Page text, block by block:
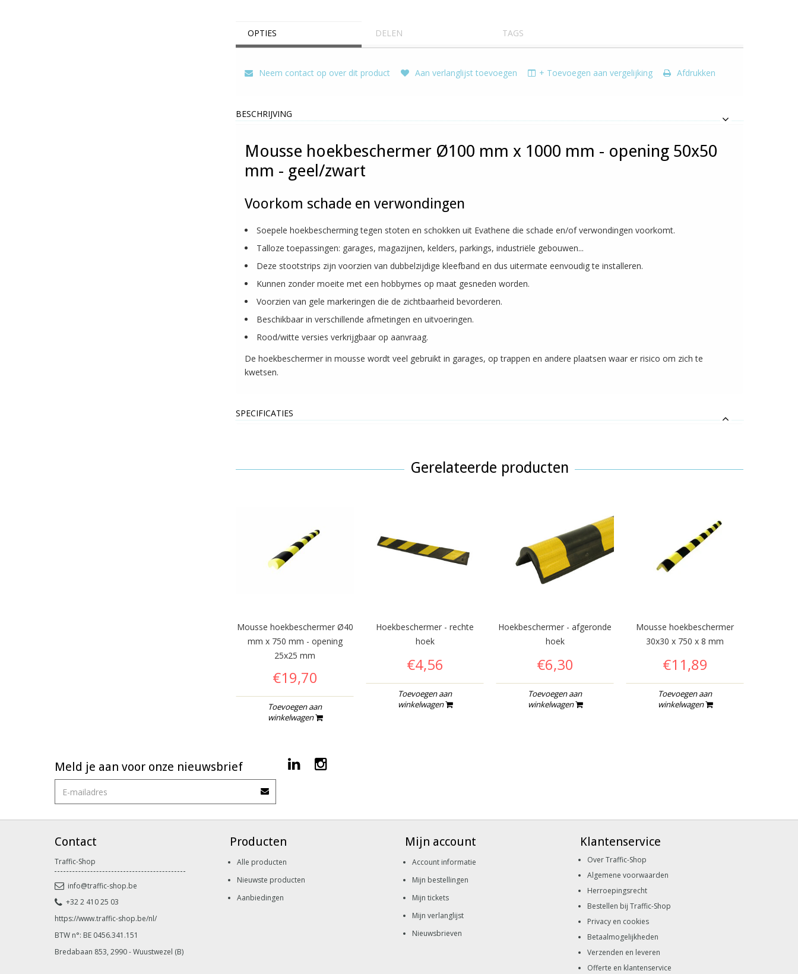
OPTIES DELEN TAGS
Neem contact op over dit product Aan verlanglijst toevoegen + Toevoegen aan vergelijking Afdrukken
BESCHRIJVING
Mousse hoekbeschermer Ø100 mm x 1000 mm - opening 50x50
mm - geel/zwart
Voorkom schade en verwondingen
Soepele hoekbescherming tegen stoten en schokken uit Evathene die schade en/of verwondingen voorkomt.
Talloze toepassingen: garages, magazijnen, kelders, parkings, industriële gebouwen...
Deze stootstrips zijn voorzien van dubbelzijdige kleefband en dus uitermate eenvoudig te installeren.
Kunnen zonder moeite met een hobbymes op maat gesneden worden.
Voorzien van gele markeringen die de zichtbaarheid bevorderen.
Beschikbaar in verschillende afmetingen en uitvoeringen.
Rood/witte versies verkrijgbaar op aanvraag.
De hoekbeschermer in mousse wordt veel gebruikt in garages, op trappen en andere plaatsen waar er risico om zich te
kwetsen.
SPECIFICATIES
Gerelateerde producten
Mousse hoekbeschermer Ø40
mm x 750 mm - opening
25x25 mm
€19,70
Toevoegen aan
winkelwagen
Hoekbeschermer - rechte
hoek
€4,56
Toevoegen aan
winkelwagen
Hoekbeschermer - afgeronde
hoek
€6,30
Toevoegen aan
winkelwagen
Mousse hoekbeschermer
30x30 x 750 x 8 mm
€11,89
Toevoegen aan
winkelwagen
Meld je aan voor onze nieuwsbrief
Contact
Traffic-Shop
info@traffic-shop.be
+32 2 410 25 03
https://www.traffic-shop.be/nl/
BTW n°: BE 0456.341.151
Bredabaan 853, 2990 - Wuustwezel (B)
Producten
Alle producten
Nieuwste producten
Aanbiedingen
Mijn account
Account informatie
Mijn bestellingen
Mijn tickets
Mijn verlanglijst
Nieuwsbrieven
Klantenservice
Over Traffic-Shop
Algemene voorwaarden
Herroepingsrecht
Bestellen bij Traffic-Shop
Privacy en cookies
Betaalmogelijkheden
Verzenden en leveren
Offerte en klantenservice